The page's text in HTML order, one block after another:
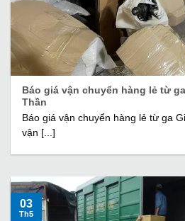
Báo giá vận chuyển hàng lẻ từ
Thần
Báo giá vận chuyển hàng lẻ từ ga
vận [...]
03
Th5